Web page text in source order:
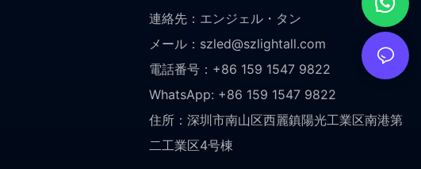
連絡先：エンジェル・タン
メール： szled@szlightall.com
電話番号：+86 159 1547 9822
WhatsApp: +86 159 1547 9822
住所： 深圳市南山区西麗鎮陽光工業区南港第
二工業区4号棟